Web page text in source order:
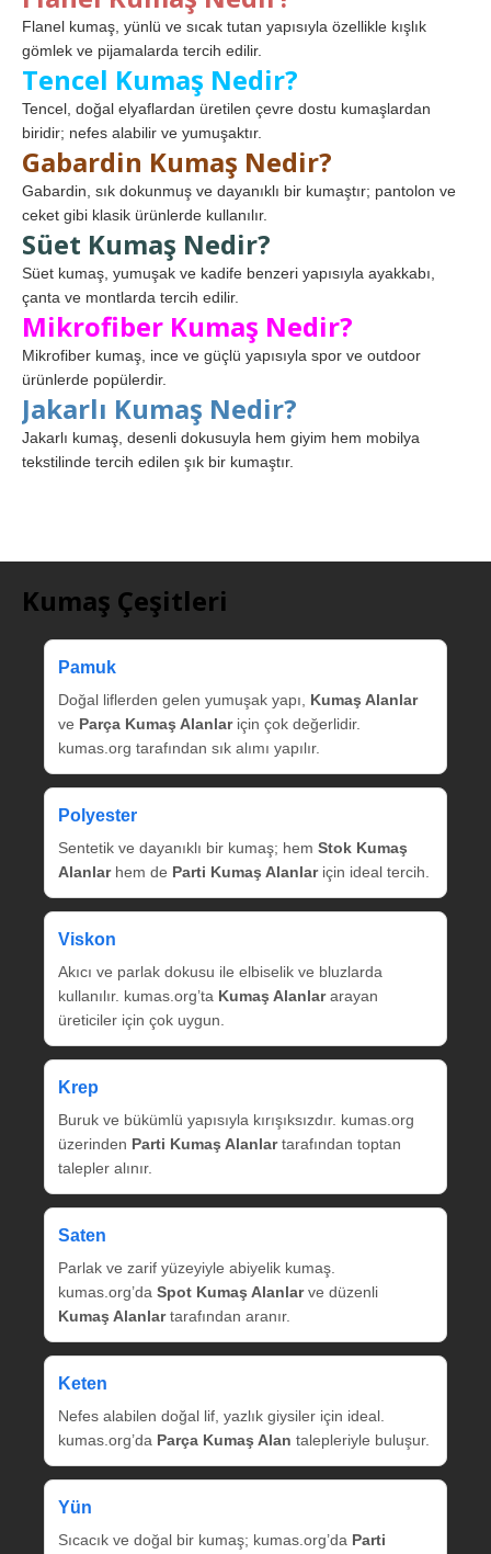
Flanel kumaş, yünlü ve sıcak tutan yapısıyla özellikle kışlık
gömlek ve pijamalarda tercih edilir.
Tencel Kumaş Nedir?
Tencel, doğal elyaflardan üretilen çevre dostu kumaşlardan
biridir; nefes alabilir ve yumuşaktır.
Gabardin Kumaş Nedir?
Gabardin, sık dokunmuş ve dayanıklı bir kumaştır; pantolon ve
ceket gibi klasik ürünlerde kullanılır.
Süet Kumaş Nedir?
Süet kumaş, yumuşak ve kadife benzeri yapısıyla ayakkabı,
çanta ve montlarda tercih edilir.
Mikrofiber Kumaş Nedir?
Mikrofiber kumaş, ince ve güçlü yapısıyla spor ve outdoor
ürünlerde popülerdir.
Jakarlı Kumaş Nedir?
Jakarlı kumaş, desenli dokusuyla hem giyim hem mobilya
tekstilinde tercih edilen şık bir kumaştır.
Kumaş Çeşitleri
Pamuk
Doğal liflerden gelen yumuşak yapı, Kumaş Alanlar
ve Parça Kumaş Alanlariçin çok değerlidir.
kumas.org tarafından sık alımı yapılır.
Polyester
Sentetik ve dayanıklı bir kumaş; hem Stok Kumaş
Alanlarhem de Parti Kumaş Alanlariçin ideal tercih.
Viskon
Akıcı ve parlak dokusu ile elbiselik ve bluzlarda
kullanılır. kumas.org’ta Kumaş Alanlararayan
üreticiler için çok uygun.
Krep
Buruk ve bükümlü yapısıyla kırışıksızdır. kumas.org
üzerinden Parti Kumaş Alanlartarafından toptan
talepler alınır.
Saten
Parlak ve zarif yüzeyiyle abiyelik kumaş.
kumas.org’da Spot Kumaş Alanlarve düzenli
Kumaş Alanlartarafından aranır.
Keten
Nefes alabilen doğal lif, yazlık giysiler için ideal.
kumas.org’da Parça Kumaş Alan talepleriyle buluşur.
Yün
Sıcacık ve doğal bir kumaş; kumas.org’da Parti